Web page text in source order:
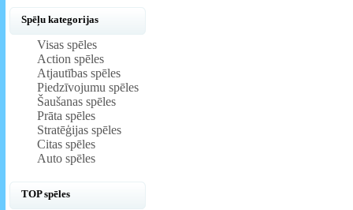
Spēļu kategorijas
Visas spēles
Action spēles
Atjautības spēles
Piedzīvojumu spēles
Šaušanas spēles
Prāta spēles
Stratēģijas spēles
Citas spēles
Auto spēles
TOP spēles